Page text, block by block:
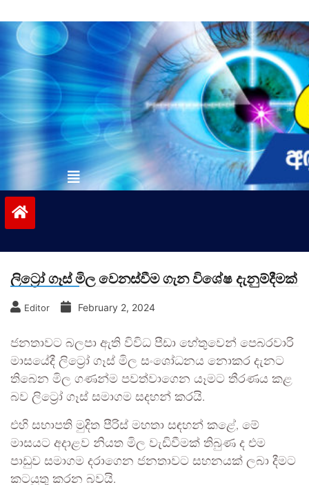
to
contentvinivida.lk
ලිට්‍රෝ ගෑස් මිල වෙනස්වීම ගැන විශේෂ දැනුම්දීමක්
Editor February 2, 2024
ජනතාවට බලපා ඇති විවිධ පීඩා හේතුවෙන් පෙබරවාරි
මාසයේදී ලිට්‍රෝ ගෑස් මිල සංශෝධනය නොකර දැනට
තිබෙන මිල ගණන්ම පවත්වාගෙන යෑමට තීරණය කළ
බව ලිට්‍රෝ ගෑස් සමාගම සදහන් කරයි.
එහි සභාපති මුදිත පීරිස් මහතා සඳහන් කළේ, මේ
මාසයට අදාළව නියත මිල වැඩිවීමක් තිබුණ ද එම
පාඩුව සමාගම දරාගෙන ජනතාවට සහනයක් ලබා දීමට
කටයුතු කරන බවයි.